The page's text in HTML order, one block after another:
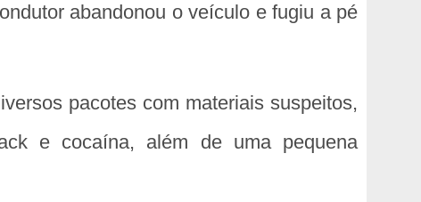
abandonou o veículo e fugiu a pé
pacotes com materiais suspeitos,
e cocaína, além de uma pequena